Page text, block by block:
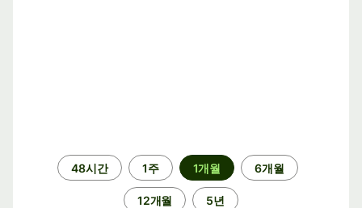
48시간 1주 1개월 6개월
12개월 5년